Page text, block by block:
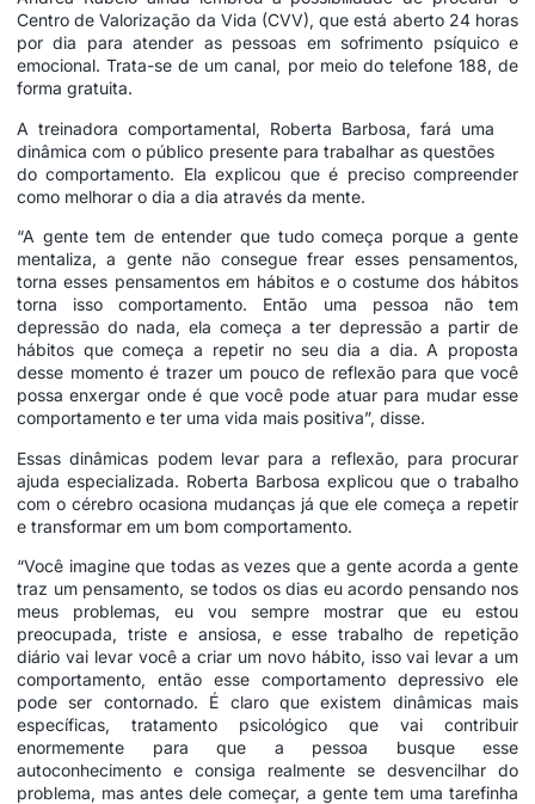
Centro de Valorização da Vida (CVV), que está aberto 24 horas
por dia para atender as pessoas em sofrimento psíquico e
emocional. Trata-se de um canal, por meio do telefone 188, de
forma gratuita.
A treinadora comportamental, Roberta Barbosa, fará uma
dinâmica com o público presente para trabalhar as questões
do comportamento. Ela explicou que é preciso compreender
como melhorar o dia a dia através da mente.
“A gente tem de entender que tudo começa porque a gente
mentaliza, a gente não consegue frear esses pensamentos,
torna esses pensamentos em hábitos e o costume dos hábitos
torna isso comportamento. Então uma pessoa não tem
depressão do nada, ela começa a ter depressão a partir de
hábitos que começa a repetir no seu dia a dia. A proposta
desse momento é trazer um pouco de reflexão para que você
possa enxergar onde é que você pode atuar para mudar esse
comportamento e ter uma vida mais positiva”, disse.
Essas dinâmicas podem levar para a reflexão, para procurar
ajuda especializada. Roberta Barbosa explicou que o trabalho
com o cérebro ocasiona mudanças já que ele começa a repetir
e transformar em um bom comportamento.
“Você imagine que todas as vezes que a gente acorda a gente
traz um pensamento, se todos os dias eu acordo pensando nos
meus problemas, eu vou sempre mostrar que eu estou
preocupada, triste e ansiosa, e esse trabalho de repetição
diário vai levar você a criar um novo hábito, isso vai levar a um
comportamento, então esse comportamento depressivo ele
pode ser contornado. É claro que existem dinâmicas mais
específicas, tratamento psicológico que vai contribuir
enormemente para que a pessoa busque esse
autoconhecimento e consiga realmente se desvencilhar do
problema, mas antes dele começar, a gente tem uma tarefinha